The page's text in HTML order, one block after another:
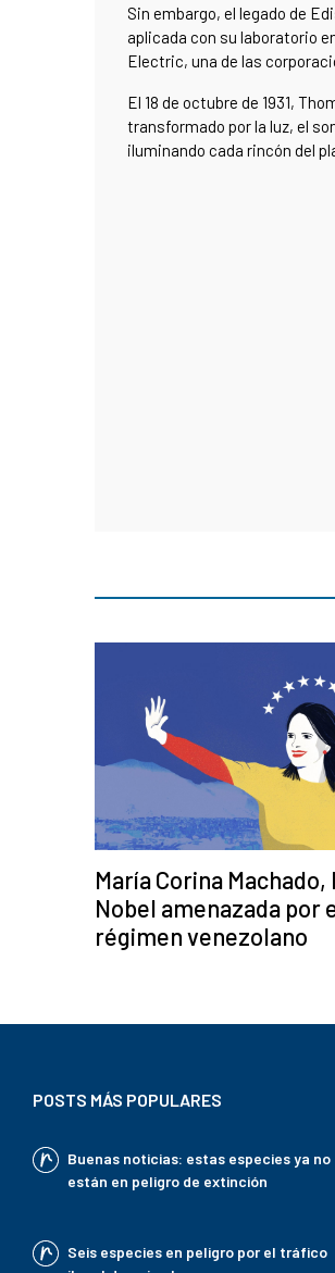
Sin embargo, el legado de
aplicada con su laboratorio
Electric, una de las
El 18 de octubre de 1931,
transformado por la luz, el
iluminando cada rincón del
María Corina Machado,
Nobel amenazada por
régimen venezolano
POSTS MÁS POPULARES
Buenas noticias: estas especies ya no
están en peligro de extinción
Seis especies en peligro por el tráfico